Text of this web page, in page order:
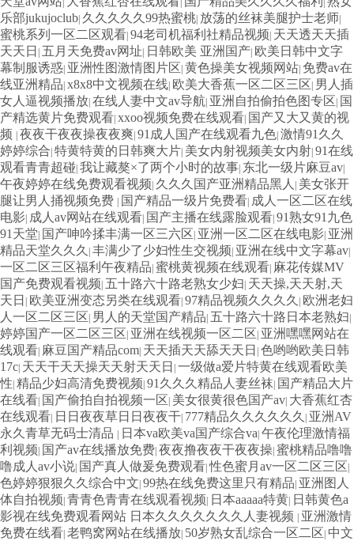
乐部jukujoclub| 久久久久久99热蜜桃| 放荡的丝袜美腿护士老师|
蜜桃系列一区二区观看| 94老司机福利社精品视频| 天天透天天插
天天日 | 五月天免费av网址| 日韩欧美 亚洲国产| 欧美日韩中文字
幕制服诱惑| 亚洲性图激情图片区| 黄色操美女视频网站| 免费av在
线亚洲精品| x8x8中文视频在线| 欧美大香蕉一区二区三区| 男人插
女人逼视频播放| 在线人妻中文av导航| 亚洲自拍偷拍色图专区| 国
产精选黄片免费观看| xxoo视频免费在线观看| 国产又大又黄的视
频 | 夜夜干夜夜操夜夜爽| 91成人国产在线观看九色| 激情91久久
婷婷综合| 特黄特黄的日韩爽大片| 美女内射视频美女内射| 91在线
观看青青超碰| 我让藏獒×了两个小时的故事| 东北一级片麻豆av|
午夜婷婷在线免费观看视频| 久久久国产亚洲精品黑人 | 美女张开
腿让男人捅视频免费 | 国产精品一级片免费看| 成人一区二区在线
电影| 成人av网站在线观看| 国产主播在线露脸观看| 91熟女91九色
91天堂| 国产呻吟揉丰满一区三六区| 亚洲一区二区在线电影| 亚洲
精品天堂久久久 | 丰满少了少妇性生交视频| 亚洲在线中文字幕av|
一区二区三区福利午夜精品| 蜜桃黄视频在线观看| 麻花传媒MV
国产免费观看视频| 五十路六十路老熟女少妇| 天天操,天天射,天
天日 | 欧美亚洲变态另类在线观看| 97精品视频久久久久 | 欧洲老妇
人一区二区三区| 男人的天堂国产精品| 五十路六十路日本老熟妇|
婷婷国产一区二区三区| 亚洲在线视频一区二区| 亚洲嘿嘿网站在
线观看| 麻豆国产精品com| 天天插天天舔天天日 | 色哟哟欧美日韩
17c| 天天干天天操天天射天天日 | 一级做a爱片特黄在线观看欧美
性| 精品少妇高清免费视频| 91久久久精品人妻丝袜| 国产精品大片
在线看| 国产偷拍自拍视频一区| 美女很黄很色国产av| 大香蕉红杏
在线观看| 日日夜夜草日日夜夜干| 777精品久久久久久久 | 亚洲AV
永久青草无码士清品 | 日本va欧美va国产综合va| 午夜伦理激情福
利视频| 国产av在线播放免费| 夜夜撸夜夜干夜夜操| 蜜桃精品噜噜
噜成人av小说| 国产真人做爰免费观看|性色蜜月av一区二区三区|
色婷婷狠狠久久综合中文| 99热在线免费这里只有精品| 亚洲图人
体自拍视频| 青青色青青在线观看视频| 日本aaaaa特黄| 日韩黄色a
影视在线免费观看网站 日本久久久久久久久人妻视频 | 亚洲激情
免费在线看| 老鸭窝网站在线播放| 50岁熟女乱综合一区二区| 中文